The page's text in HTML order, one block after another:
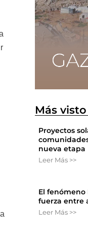
Más visto
Proyectos
nueva etapa
Leer Más >>
El fenómeno
fuerza entre
Leer Más >>